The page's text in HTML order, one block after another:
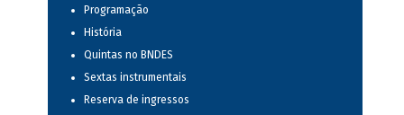
Programação
História
Quintas no BNDES
Sextas instrumentais
Reserva de ingressos